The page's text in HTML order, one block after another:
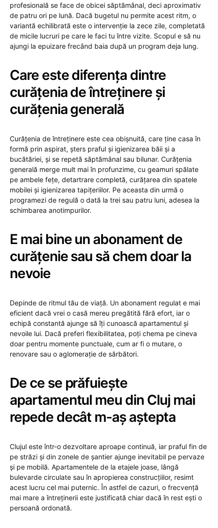
profesională se face de obicei săptămânal, deci aproximativ
de patru ori pe lună. Dacă bugetul nu permite acest ritm, o
variantă echilibrată este o intervenție la zece zile, completată
de micile lucruri pe care le faci tu între vizite. Scopul e să nu
ajungi la epuizare frecând baia după un program deja lung.
Care este diferența dintre
curățenia de întreținere și
curățenia generală
Curățenia de întreținere este cea obișnuită, care ține casa în
formă prin aspirat, șters praful și igienizarea băii și a
bucătăriei, și se repetă săptămânal sau bilunar. Curățenia
generală merge mult mai în profunzime, cu geamuri spălate
pe ambele fețe, detartrare completă, curățarea din spatele
mobilei și igienizarea tapițeriilor. Pe aceasta din urmă o
programezi de regulă o dată la trei sau patru luni, adesea la
schimbarea anotimpurilor.
E mai bine un abonament de
curățenie sau să chem doar la
nevoie
Depinde de ritmul tău de viață. Un abonament regulat e mai
eficient dacă vrei o casă mereu pregătită fără efort, iar o
echipă constantă ajunge să îți cunoască apartamentul și
nevoile lui. Dacă preferi flexibilitatea, poți chema pe cineva
doar pentru momente punctuale, cum ar fi o mutare, o
renovare sau o aglomerație de sărbători.
De ce se prăfuiește
apartamentul meu din Cluj mai
repede decât m-aș aștepta
Clujul este într-o dezvoltare aproape continuă, iar praful fin de
pe străzi și din zonele de șantier ajunge inevitabil pe pervaze
și pe mobilă. Apartamentele de la etajele joase, lângă
bulevarde circulate sau în apropierea construcțiilor, resimt
acest lucru cel mai puternic. În astfel de cazuri, o frecvență
mai mare a întreținerii este justificată chiar dacă în rest ești o
persoană ordonată.